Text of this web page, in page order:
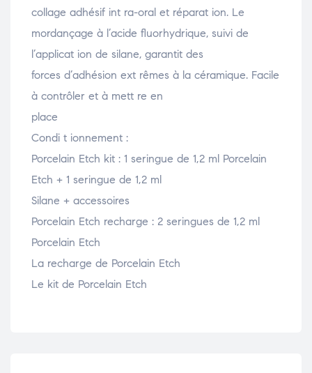
collage adhésif int ra-oral et réparat ion. Le
mordançage à l’acide fluorhydrique, suivi de
l’applicat ion de silane, garantit des
forces d’adhésion ext rêmes à la céramique. Facile
à contrôler et à mett re en
place
Condi t ionnement :
Porcelain Etch kit : 1 seringue de 1,2 ml Porcelain
Etch + 1 seringue de 1,2 ml
Silane + accessoires
Porcelain Etch recharge : 2 seringues de 1,2 ml
Porcelain Etch
La recharge de Porcelain Etch
Le kit de Porcelain Etch